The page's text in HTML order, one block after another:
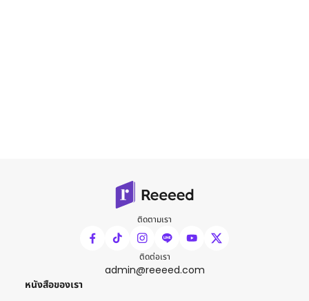
ติดตามเรา
ติดต่อเรา
admin@reeeed.com
หนังสือของเรา